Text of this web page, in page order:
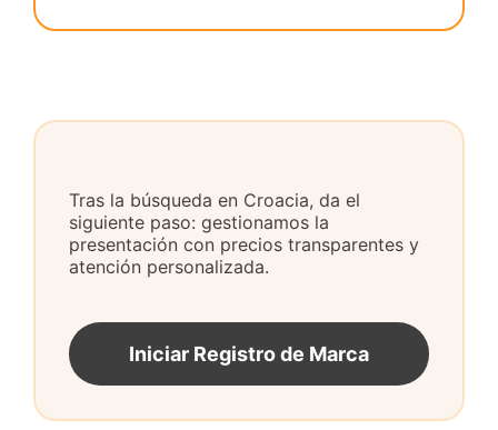
Tras la búsqueda en Croacia, da el
siguiente paso: gestionamos la
presentación con precios transparentes y
atención personalizada.
Iniciar Registro de Marca